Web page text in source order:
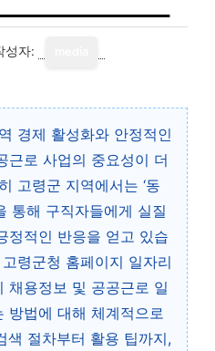
성자:
경제 활성화와 안정적인
근로 사업의 중요성이 더
고령군 지역에서는 ‘동
통해 구직자들에게 실질
정적인 반응을 얻고 있습
령군청 홈페이지 일자리
채용정보 및 공공근로 일
방법에 대해 체계적으로
색 절차부터 활용 팁까지,